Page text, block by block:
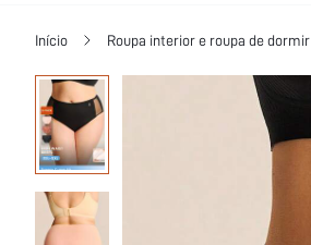
Início Roupa interior e roupa de dormir